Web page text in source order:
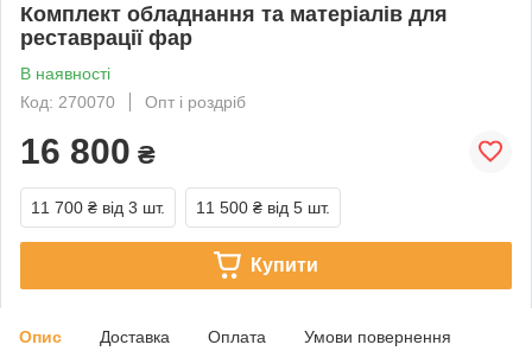
Комплект обладнання та матеріалів для
реставрації фар
В наявності
Код: 270070
Опт і роздріб
16 800 ₴
11 700 ₴ від 3 шт. 11 500 ₴ від 5 шт.
Купити
Опис Доставка Оплата Умови повернення